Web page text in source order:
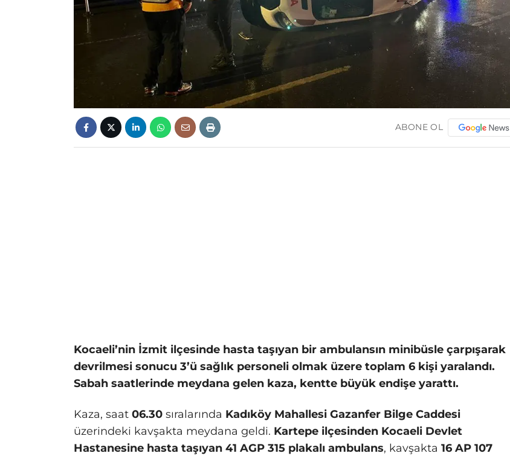
ABONE OL
Kocaeli’nin İzmit ilçesinde hasta taşıyan bir ambulansın minibüsle çarpışarak
devrilmesi sonucu 3’ü sağlık personeli olmak üzere toplam 6 kişi yaralandı.
Sabah saatlerinde meydana gelen kaza, kentte büyük endişe yarattı.
Kaza, saat 06.30 sıralarında Kadıköy Mahallesi Gazanfer Bilge Caddesi
üzerindeki kavşakta meydana geldi. Kartepe ilçesinden Kocaeli Devlet
Hastanesine hasta taşıyan 41 AGP 315 plakalı ambulans, kavşakta 16 AP 107